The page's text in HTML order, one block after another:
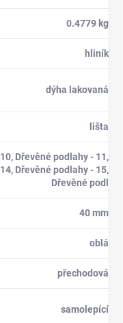
0.4779 kg
hliník
dýha lakovaná
lišta
Dřevěné podlahy - 11,
Dřevěné podlahy - 15,
Dřevěné podl
40 mm
oblá
přechodová
samolepící